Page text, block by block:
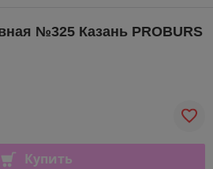
№325 Казань PROBURS
Купить